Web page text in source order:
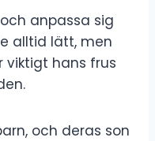
anpassa sig
alltid lätt, men
viktigt hans frus
och deras son